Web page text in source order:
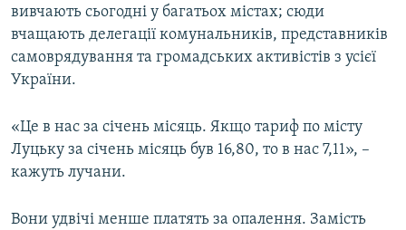
вивчають сьогодні у багатьох містах; сюди
вчащають делегації комунальників, представників
самоврядування та громадських активістів з усієї
України.
«Це в нас за січень місяць. Якщо тариф по місту
Луцьку за січень місяць був 16,80, то в нас 7,11», –
кажуть лучани.
Вони удвічі менше платять за опалення. Замість